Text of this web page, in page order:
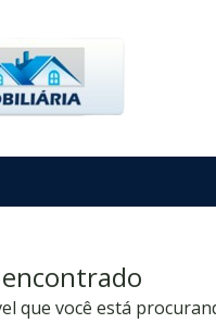
que você está